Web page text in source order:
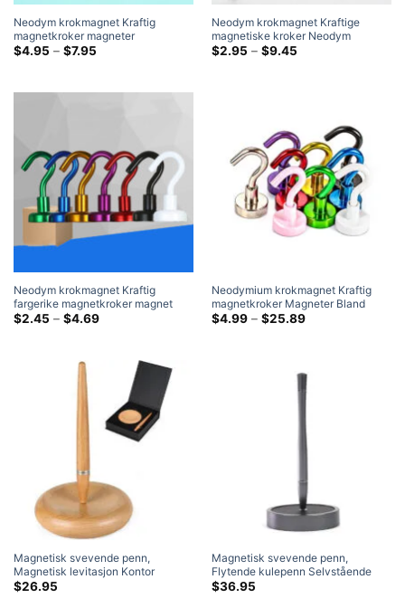
Neodym krokmagnet Kraftig
magnetkroker magneter
rektangulær neodym grytemagnet
$4.95 – $7.95Prisklasse:
Neodym krokmagnet Kraftige
magnetiske kroker Neodym
grytemagnet med roterende krok
$2.95 – $9.45Prisklasse:
Neodym krokmagnet Kraftig
fargerike magnetkroker magnet
Neodym grytemagnet
$2.45 – $4.69Prisklasse:
Neodymium krokmagnet Kraftig
magnetkroker Magneter Bland
farger (10 Pakke)
$4.99 – $25.89Prisklasse:
Magnetisk svevende penn,
Magnetisk levitasjon Kontor
Flytende Pen Swing Fritt Ikke Fall
$26.95
Magnetisk svevende penn,
Flytende kulepenn Selvstående
vertikalt, Unik
$36.95